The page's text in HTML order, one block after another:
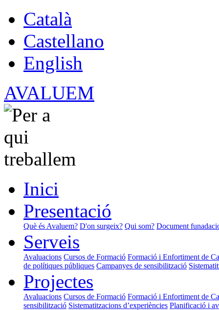
Català
Castellano
English
AVALUEM
Inici
Presentació
Què és Avaluem? D'on surgeix? Qui som? Document
Serveis
Avaluacions Cursos de Formació Formació i Enfortiment de
de polítiques públiques Campanyes de sensibilització
Projectes
Avaluacions Cursos de Formació Formació i Enfortiment de
sensibilització Sistematitzacions d’experiències Planificació i